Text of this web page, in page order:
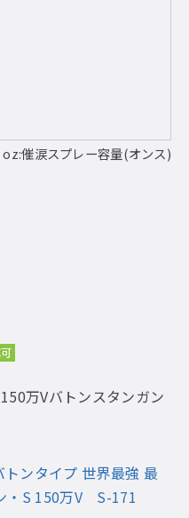
oz:催涙スプレー容量(オンス)
万Vバトンスタンガン
ンタイプ 世界最強 最
・S 150万V S-171